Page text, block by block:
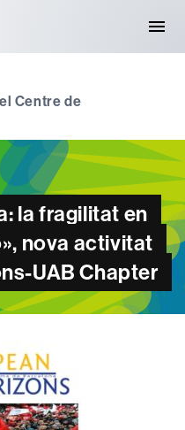
Centre de
la fragilitat en
nova activitat
UAB Chapter